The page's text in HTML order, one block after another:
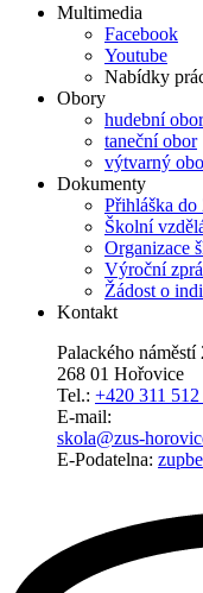
Multimedia
Facebook
Youtube
Nabídky
Obory
hudební obor
taneční obor
výtvarný
Dokumenty
Přihláška do
Školní
Organizace
Výroční
Žádost o
Kontakt
Palackého náměstí
268 01 Hořovice
Tel.: +420 311
E-mail:
skola@zus-
E-Podatelna: